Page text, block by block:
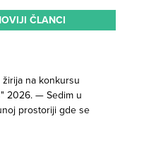
ČLANCI
na konkursu
2026. — Sedim u
prostoriji gde se